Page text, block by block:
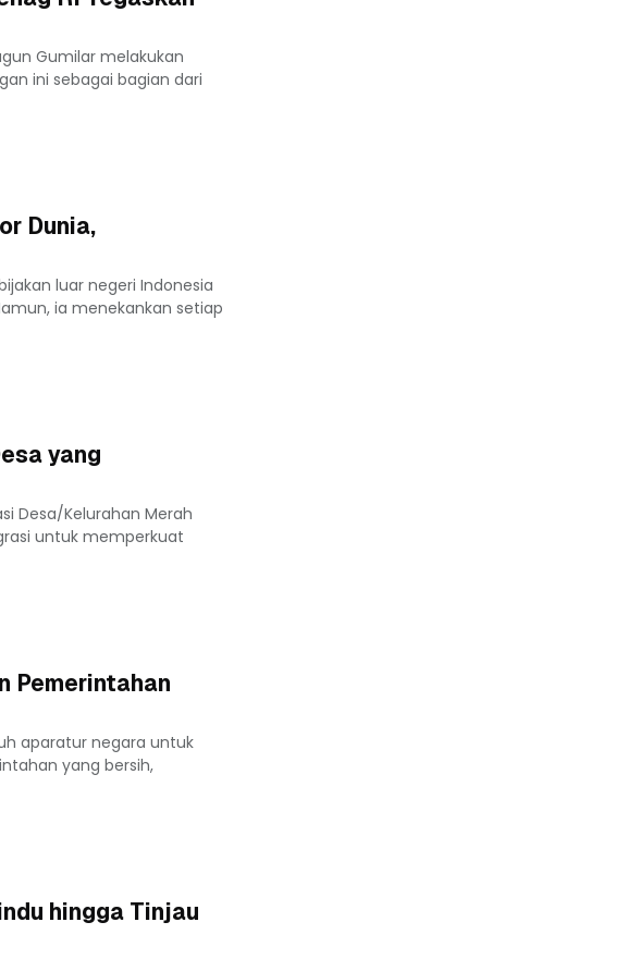
Gumilar melakukan
ini sebagai bagian dari
Dunia,
luar negeri Indonesia
ia menekankan setiap
yang
Desa/Kelurahan Merah
untuk memperkuat
Pemerintahan
aparatur negara untuk
yang bersih,
hingga Tinjau